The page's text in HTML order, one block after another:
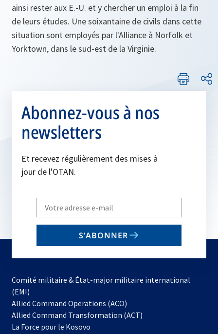
ainsi rester aux E.-U. et y chercher un emploi à la fin
de leurs études. Une soixantaine de civils dans cette
situation sont employés par l'Alliance à Norfolk et
Yorktown, dans le sud-est de la Virginie.
Abonnez-vous à nos
newsletters
Et recevez régulièrement des mises à
jour de l'OTAN.
Write
your
email
S'ABONNER
Comité militaire & État-major militaire international
(EMI)
Allied Command Operations (ACO)
dans
Allied Command Transformation (ACT)
La Force pour le Kosovo